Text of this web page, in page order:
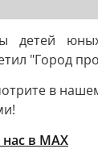
детей юных
"Город
в
нас в МАХ